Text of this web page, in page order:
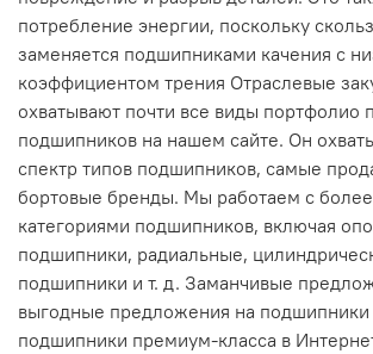
потребление энергии, поскольку
заменяется подшипниками качения с
коэффициентом трения Отраслевые
охватывают почти все виды
подшипников на нашем сайте. Он
спектр типов подшипников, самые
бортовые бренды. Мы работаем с
категориями подшипников, включая
подшипники, радиальные,
подшипники и т. д. Заманчивые
выгодные предложения на
подшипники премиум-класса в